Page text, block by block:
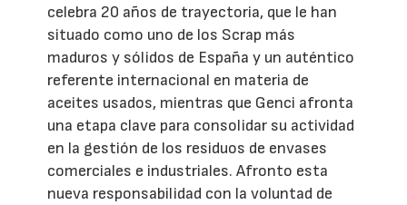
celebra 20 años de trayectoria, que le han
situado como uno de los Scrap más
maduros y sólidos de España y un auténtico
referente internacional en materia de
aceites usados, mientras que Genci afronta
una etapa clave para consolidar su actividad
en la gestión de los residuos de envases
comerciales e industriales. Afronto esta
nueva responsabilidad con la voluntad de